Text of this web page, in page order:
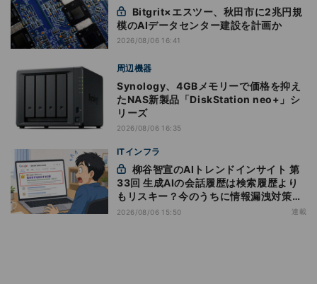
模のAIデータセンター建設を計画か
2026/08/06 16:41
周辺機器
Synology、4GBメモリーで価格を抑え
たNAS新製品「DiskStation neo+」シ
リーズ
2026/08/06 16:35
ITインフラ
33回 生成AIの会話履歴は検索履歴より
もリスキー？今のうちに情報漏洩対策を
万全にしておこう
2026/08/06 15:50 連載